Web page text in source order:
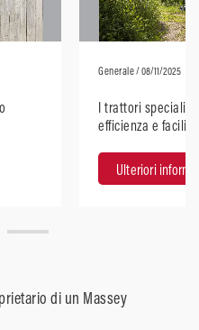
Generale/ 08/11/2025
I trattori speciali
efficienza e
Ulteriori
di un Massey